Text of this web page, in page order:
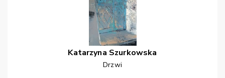
Katarzyna Szurkowska
Drzwi